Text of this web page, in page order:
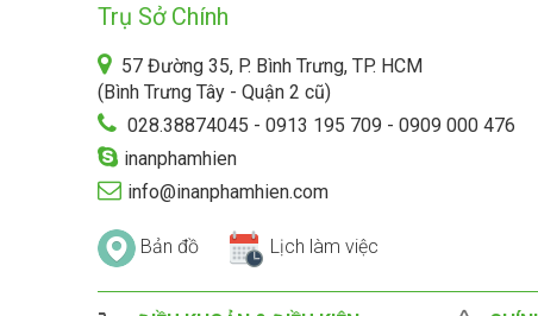
Trụ Sở Chính
57 Đường 35, P. Bình Trưng, TP. HCM
(Bình Trưng Tây - Quận 2 cũ)
028.38874045 - 0913 195 709 - 0909 000 476
inanphamhien
info@inanphamhien.com
Bản đồ Lịch làm việc